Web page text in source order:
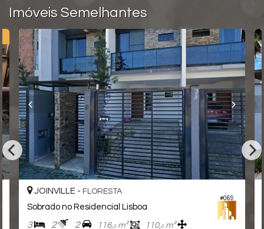
Imóveis Semelhantes
#069
JOINVILLE - FLORESTA
Sobrado no Residencial Lisboa
3 2 2 116,0m² 110,0m²